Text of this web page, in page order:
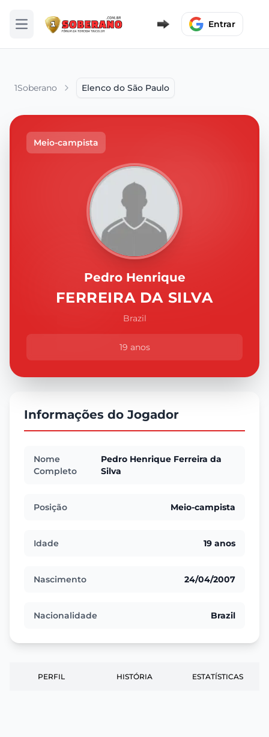
Abrir menu Entrar
1Soberano Elenco do São Paulo
Meio-campista
Pedro Henrique
FERREIRA DA SILVA
Brazil
19 anos
Informações do Jogador
Nome
Completo
Pedro Henrique Ferreira da
Silva
Posição Meio-campista
Idade 19 anos
Nascimento 24/04/2007
Nacionalidade Brazil
PERFIL HISTÓRIA ESTATÍSTICAS